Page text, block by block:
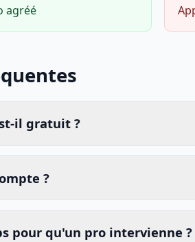
agréé
il gratuit ?
?
pour qu'un pro intervienne ?